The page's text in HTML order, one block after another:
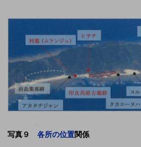
写真９ 各所の位置関係